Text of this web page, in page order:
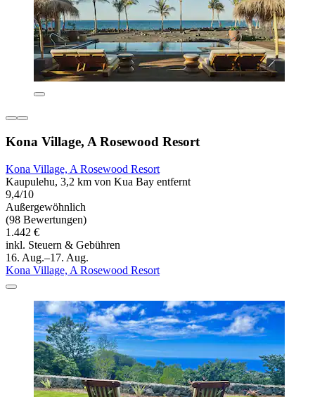
Kona Village, A Rosewood Resort
Kona Village, A Rosewood Resort
Kaupulehu, 3,2 km von Kua Bay entfernt
9,4/10
Außergewöhnlich
(98 Bewertungen)
1.442 €
inkl. Steuern & Gebühren
16. Aug.–17. Aug.
Kona Village, A Rosewood Resort